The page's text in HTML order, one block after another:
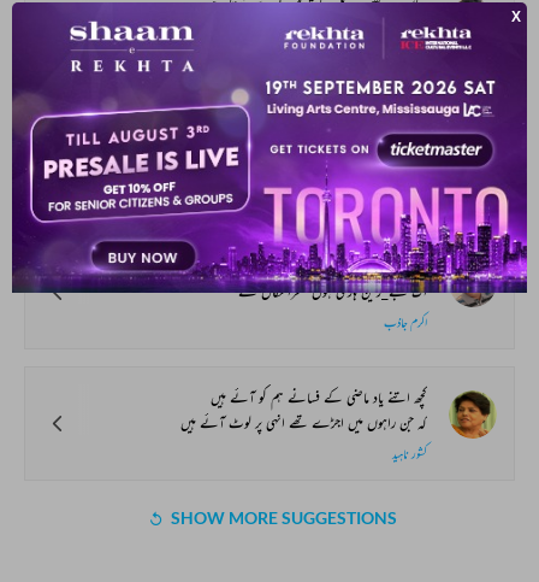
کھلونا ہے جو مٹی کا فنا ہونے سے ڈرتا ہے
راجیش ریڈی
مٹی تھا میں خمیر ترے ناز سے اٹھا
پھر ہفت_آسماں مری پرواز سے اٹھا
عبید اللہ علیم
بیٹھا ہوں اپنی ذات کا نقشہ نکال کے
اک بے_زمین ہاری ہوں صحرا نکال کے
اکرم جاذب
کچھ اتنے یاد ماضی کے فسانے ہم کو آئے ہیں
کہ جن راہوں میں اجڑے تھے انہی پر لوٹ آئے ہیں
کشور ناہید
SHOW MORE SUGGESTIONS